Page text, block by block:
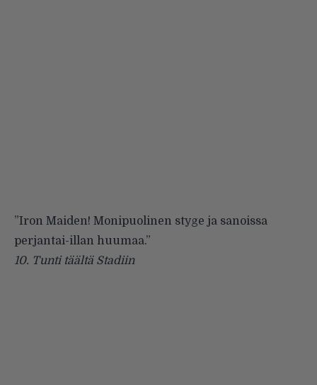
”Iron Maiden! Monipuolinen styge ja sanoissa
perjantai-illan huumaa.”
10. Tunti täältä Stadiin